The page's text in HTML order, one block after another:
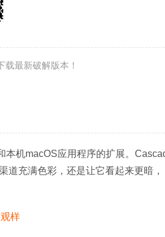
最新破解版本！
机macOS应用程序的扩展。
道充满色彩，还是让它看起来更暗，